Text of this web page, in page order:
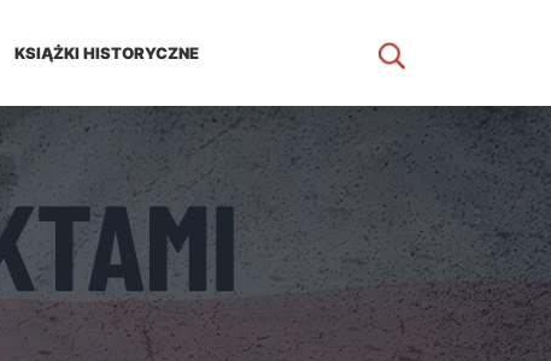
KSIĄŻKI HISTORYCZNE